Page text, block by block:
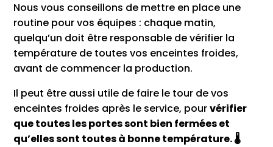
Nous vous conseillons de mettre en place une
routine pour vos équipes : chaque matin,
quelqu’un doit être responsable de vérifier la
température de toutes vos enceintes froides,
avant de commencer la production.
Il peut être aussi utile de faire le tour de vos
enceintes froides après le service, pourvérifier
que toutes les portes sont bien fermées et
qu’elles sont toutes à bonne température. 🌡